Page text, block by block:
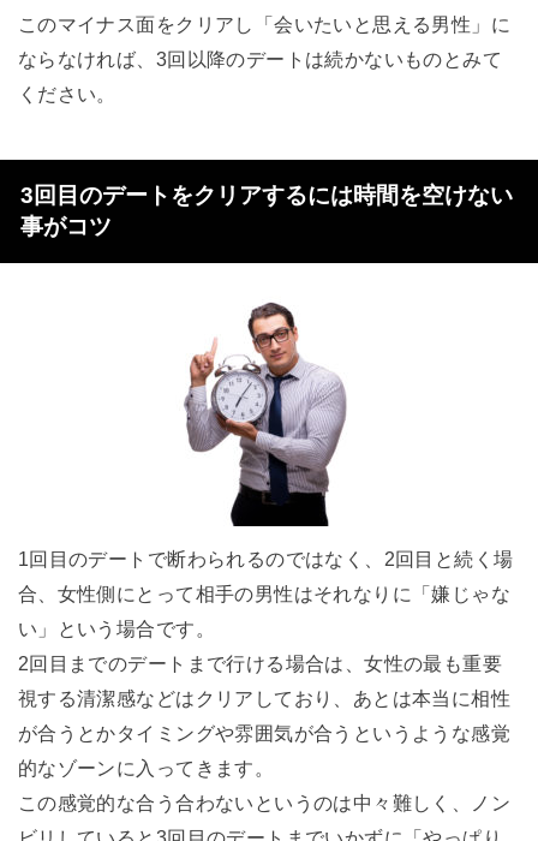
このマイナス面をクリアし「会いたいと思える男性」に
ならなければ、3回以降のデートは続かないものとみて
ください。
3回目のデートをクリアするには時間を空けない
事がコツ
1回目のデートで断わられるのではなく、2回目と続く場
合、女性側にとって相手の男性はそれなりに「嫌じゃな
い」という場合です。
2回目までのデートまで行ける場合は、女性の最も重要
視する清潔感などはクリアしており、あとは本当に相性
が合うとかタイミングや雰囲気が合うというような感覚
的なゾーンに入ってきます。
この感覚的な合う合わないというのは中々難しく、ノン